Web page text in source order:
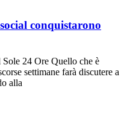
conquistarono
24 Ore Quello che è
settimane farà discutere a
alla